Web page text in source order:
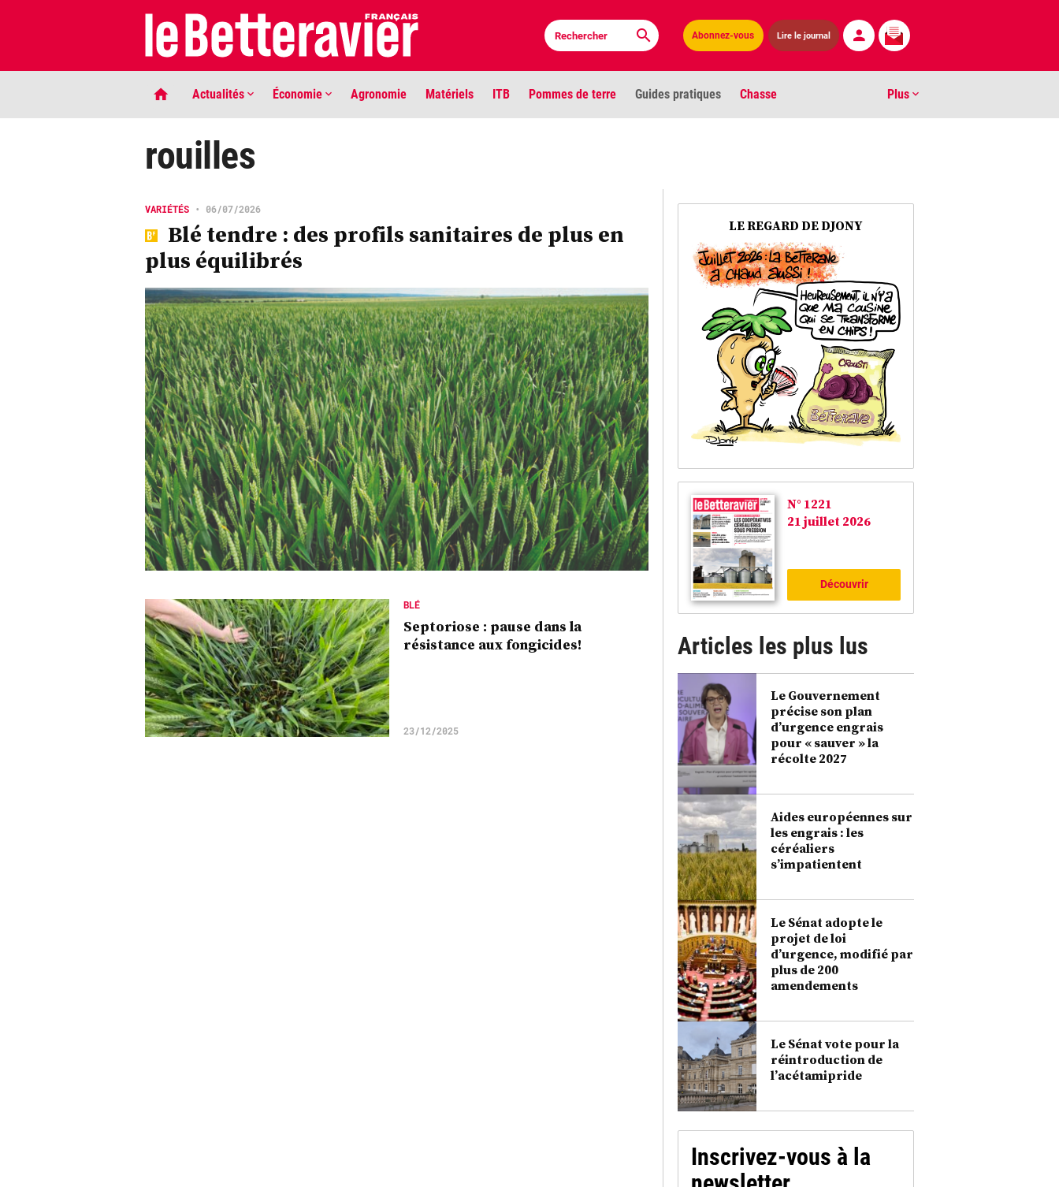
Abonnez-vous Lire le journal
Actualités Économie Agronomie Matériels ITB Pommes de terre Guides pratiques Chasse Plus
Phaco quand tu nous tiens … Les louvetiers devant le Parlement
Biocarburants
Environnement
Vidéos
Contact
rouilles
VARIÉTÉS • 06/07/2026
Blé tendre : des profils sanitaires de plus en
plus équilibrés
BLÉ
Septoriose : pause dans la
résistance aux fongicides!
23/12/2025
LE REGARD DE DJONY
N° 1221
21 juillet 2026
Découvrir
Articles les plus lus
Le Gouvernement
précise son plan
d’urgence engrais
pour « sauver » la
récolte 2027
Aides européennes sur
les engrais : les
céréaliers
s’impatientent
Le Sénat adopte le
projet de loi
d’urgence, modifié par
plus de 200
amendements
Le Sénat vote pour la
réintroduction de
l’acétamipride
Inscrivez-vous à la